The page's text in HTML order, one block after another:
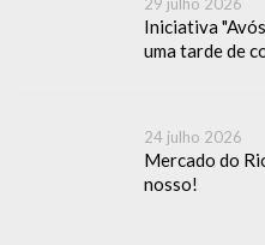
Iniciativa
uma tarde de
24 julho 2026
Mercado do
nosso!